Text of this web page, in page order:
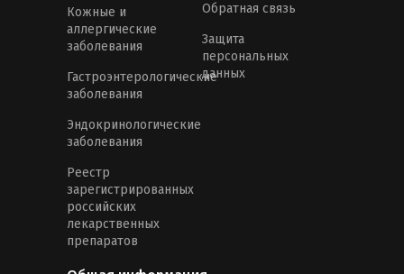
Кожные и
аллергические
заболевания
Гастроэнтерологические
заболевания
Эндокринологические
заболевания
Реестр
зарегистрированных
российских
лекарственных
препаратов
Обратная связь
Защита
персональных
данных